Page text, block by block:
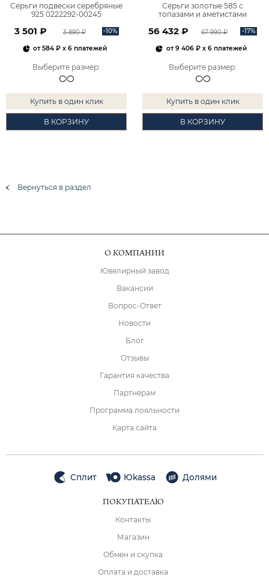
Серьги подвески серебряные
925 0222292-00245
3 501 ₽ 3 890 ₽ -10%
от584 ₽ x 6 платежей
Выберите размер:
Купить в один клик
В КОРЗИНУ
Серьги золотые 585 с
топазами и аметистами
56 432 ₽ 67 990 ₽ -17%
от9 406 ₽x 6 платежей
Выберите размер:
Купить в один клик
В КОРЗИНУ
Вернуться в раздел
О КОМПАНИИ
Ювелирный завод
Вакансии
Вопрос-Ответ
Новости
Блог
Отзывы
Гарантия качества
Партнёрам
Программа лояльности
Карта сайта
Сплит Юkassa Долями
ПОКУПАТЕЛЮ
Контакты
Магазин
Обмен и скупка
Оплата и доставка